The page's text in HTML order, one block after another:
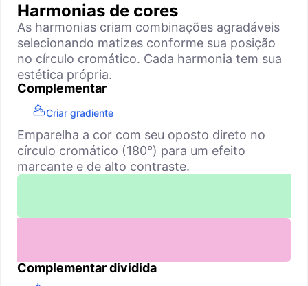
Harmonias de cores
As harmonias criam combinações agradáveis
selecionando matizes conforme sua posição
no círculo cromático. Cada harmonia tem sua
estética própria.
Complementar
Criar gradiente
Emparelha a cor com seu oposto direto no
círculo cromático (180°) para um efeito
marcante e de alto contraste.
Complementar dividida